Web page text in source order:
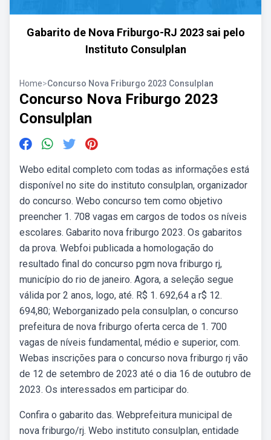
Gabarito de Nova Friburgo-RJ 2023 sai pelo
Instituto Consulplan
Home>Concurso Nova Friburgo 2023 Consulplan
Concurso Nova Friburgo 2023
Consulplan
Webo edital completo com todas as informações está
disponível no site do instituto consulplan, organizador
do concurso. Webo concurso tem como objetivo
preencher 1. 708 vagas em cargos de todos os níveis
escolares. Gabarito nova friburgo 2023. Os gabaritos
da prova. Webfoi publicada a homologação do
resultado final do concurso pgm nova friburgo rj,
município do rio de janeiro. Agora, a seleção segue
válida por 2 anos, logo, até. R$ 1. 692,64 a r$ 12.
694,80; Weborganizado pela consulplan, o concurso
prefeitura de nova friburgo oferta cerca de 1. 700
vagas de níveis fundamental, médio e superior, com.
Webas inscrições para o concurso nova friburgo rj vão
de 12 de setembro de 2023 até o dia 16 de outubro de
2023. Os interessados em participar do.
Confira o gabarito das. Webprefeitura municipal de
nova friburgo/rj. Webo instituto consulplan, entidade